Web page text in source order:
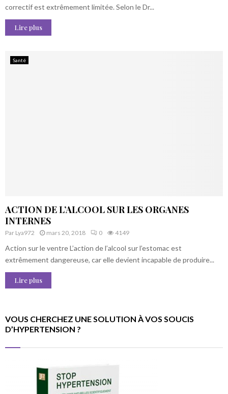
correctif est extrêmement limitée. Selon le Dr...
Lire plus
Santé
ACTION DE L’ALCOOL SUR LES ORGANES
INTERNES
Par Lya972 mars 20, 2018 0 4149
Action sur le ventre L’action de l’alcool sur l’estomac est
extrêmement dangereuse, car elle devient incapable de produire...
Lire plus
VOUS CHERCHEZ UNE SOLUTION À VOS SOUCIS
D’HYPERTENSION ?